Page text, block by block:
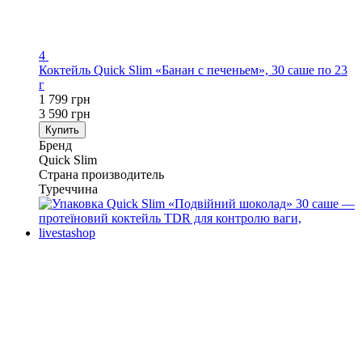
4
Коктейль Quick Slim «Банан с печеньем», 30 саше по 23
г
1 799 грн
3 590 грн
Купить
Бренд
Quick Slim
Страна производитель
Туреччина